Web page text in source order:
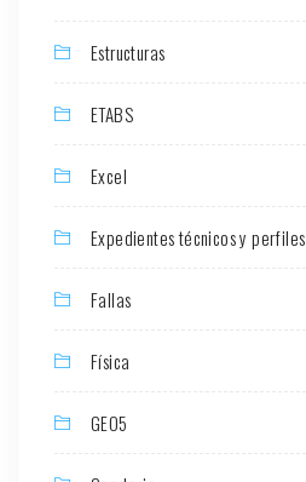
Estructuras
ETABS
Excel
Expedientes técnicos y perfiles
Fallas
Física
GEO5